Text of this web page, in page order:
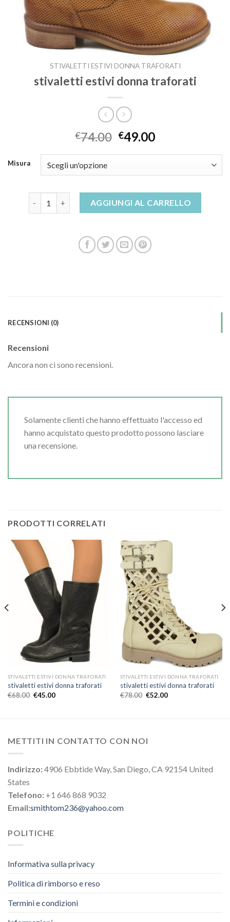
STIVALETTI ESTIVI DONNA TRAFORATI
stivaletti estivi donna traforati
€74.00 €49.00
Misura
stivaletti estivi donna traforati quantità
AGGIUNGI AL CARRELLO
RECENSIONI (0)
Recensioni
Ancora non ci sono recensioni.
Solamente clienti che hanno effettuato l'accesso ed
hanno acquistato questo prodotto possono lasciare
una recensione.
PRODOTTI CORRELATI
STIVALETTI ESTIVI DONNA TRAFORATI
stivaletti estivi donna traforati
€68.00 €45.00
STIVALETTI ESTIVI DONNA TRAFORATI
stivaletti estivi donna traforati
€78.00 €52.00
METTITI IN CONTATTO CON NOI
Indirizzo:4906 Ebbtide Way, San Diego, CA 92154 United
States
Telefono: +1 646 868 9032
Email:smithtom236@yahoo.com
POLITICHE
Informativa sulla privacy
Politica di rimborso e reso
Termini e condizioni